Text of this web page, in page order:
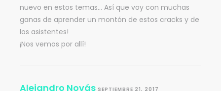
nuevo en estos temas… Así que voy con muchas
ganas de aprender un montón de estos cracks y de
los asistentes!
¡Nos vemos por allí!
Alejandro Novás SEPTIEMBRE 21, 2017